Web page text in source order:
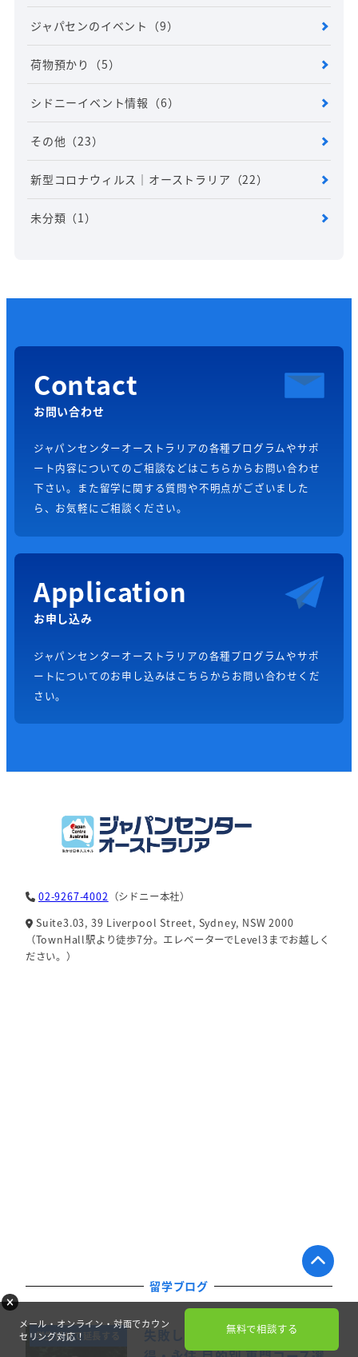
ジャパセンのイベント （9）
荷物預かり （5）
シドニーイベント情報 （6）
その他 （23）
新型コロナウィルス｜オーストラリア （22）
未分類 （1）
Contact
お問い合わせ
ジャパンセンターオーストラリアの各種プログラムやサポ
ート内容についてのご相談などはこちらからお問い合わせ
下さい。また留学に関する質問や不明点がございました
ら、お気軽にご相談ください。
Application
お申し込み
ジャパンセンターオーストラリアの各種プログラムやサポ
ートについてのお申し込みはこちらからお問い合わせくだ
さい。
02-9267-4002 （シドニー本社）
Suite3.03, 39 Liverpool Street, Sydney, NSW 2000
（TownHall駅より徒歩7分。エレベーターでLevel3までお越しく
ださい。）
留学ブログ
学生ビザで延長する
失敗しない。滞在延長・資格取
メール・オンライン・対面でカウン
セリング対応！
無料で相談する